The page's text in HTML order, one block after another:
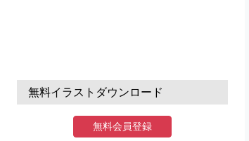
無料イラストダウンロード
無料会員登録